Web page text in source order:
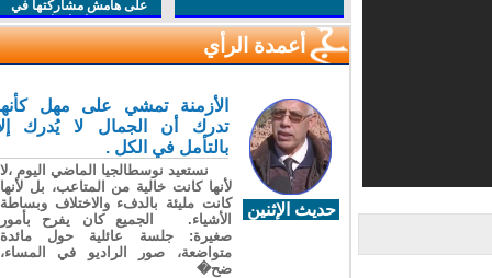
على هامش مشاركتها في
مهرجان افران
أعمدة الرأي
حديث الإثنين
الأزمنة تمشي على مهل كأنها
تدرك أن الجمال لا يُدرك إلا
بالتأمل في الكل .
نستعيد نوسطالجيا الماضي اليوم ،لا
لأنها كانت خالية من المتاعب، بل لأنها
كانت مليئة بالدفء والاختلاف وبساطة
الأشياء. الجميع كان يفرح بأمور
صغيرة: جلسة عائلية حول مائدة
متواضعة، صور الراديو في المساء،
ضح�